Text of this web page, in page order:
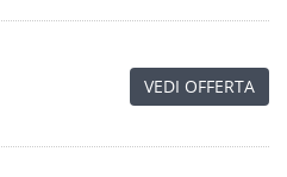
VEDI OFFERTA